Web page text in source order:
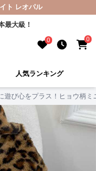
ト レオパル
最大級！
0 0
人気ランキング
遊び心をプラス！ヒョウ柄